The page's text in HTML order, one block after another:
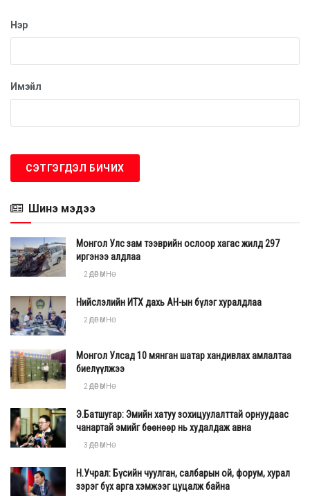
Нэр
Имэйл
Шинэ мэдээ
Монгол Улс зам тээврийн ослоор хагас жилд 297
иргэнээ алдлаа
2 ӨДӨР ӨМНӨ
Нийслэлийн ИТХ дахь АН-ын бүлэг хуралдлаа
2 ӨДӨР ӨМНӨ
Монгол Улсад 10 мянган шатар хандивлах амлалтаа
биелүүлжээ
2 ӨДӨР ӨМНӨ
Э.Батшугар: Эмийн хатуу зохицуулалттай орнуудаас
чанартай эмийг бөөнөөр нь худалдаж авна
3 ӨДӨР ӨМНӨ
Н.Учрал: Бүсийн чуулган, салбарын ой, форум, хурал
зэрэг бүх арга хэмжээг цуцалж байна